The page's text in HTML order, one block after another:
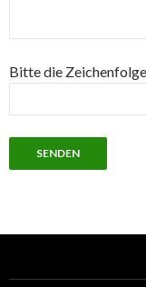
Bitte die